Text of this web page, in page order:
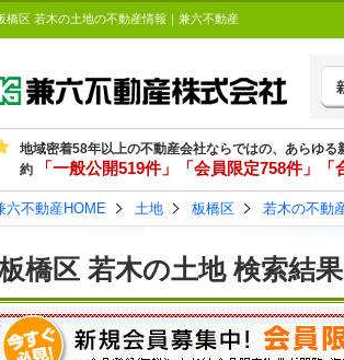
橋区 若木の土地の不動産情報｜兼六不動産
地域密着58年以上の不動産会社ならではの、あらゆる
約
「一般公開519件」「会員限定758件」「
六不動産HOME 土地 板橋区 若木の不動
橋区 若木の土地 検索結果